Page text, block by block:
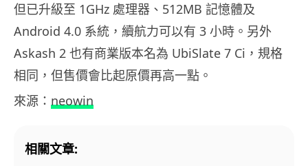
但已升級至 1GHz 處理器、512MB 記憶體及
Android 4.0 系統，續航力可以有 3 小時。另外
Askash 2 也有商業版本名為 UbiSlate 7 Ci，規格
相同，但售價會比起原價再高一點。
來源： neowin
相關文章: